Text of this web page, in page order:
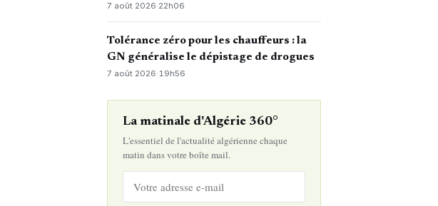
7 août 2026·22h06
Tolérance zéro pour les chauffeurs : la
GN généralise le dépistage de drogues
7 août 2026· 19h56
La matinale d'Algérie 360°
L'essentiel de l'actualité algérienne chaque
matin dans votre boîte mail.